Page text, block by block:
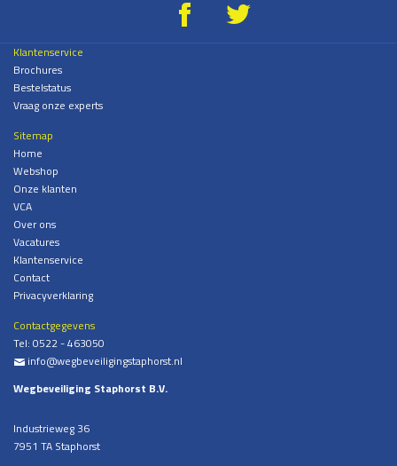
g *
Klantenservice
Brochures
Bestelstatus
Vraag onze experts
Sitemap
Home
Webshop
Onze klanten
VCA
Over ons
Vacatures
Klantenservice
Contact
Privacyverklaring
Contactgegevens
Tel: 0522 - 463050
% info@wegbeveiligingstaphorst.nl
Wegbeveiliging Staphorst B.V.
Industrieweg 36
7951 TA Staphorst